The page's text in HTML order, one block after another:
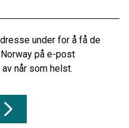
under for å få de
på e-post
når som helst.